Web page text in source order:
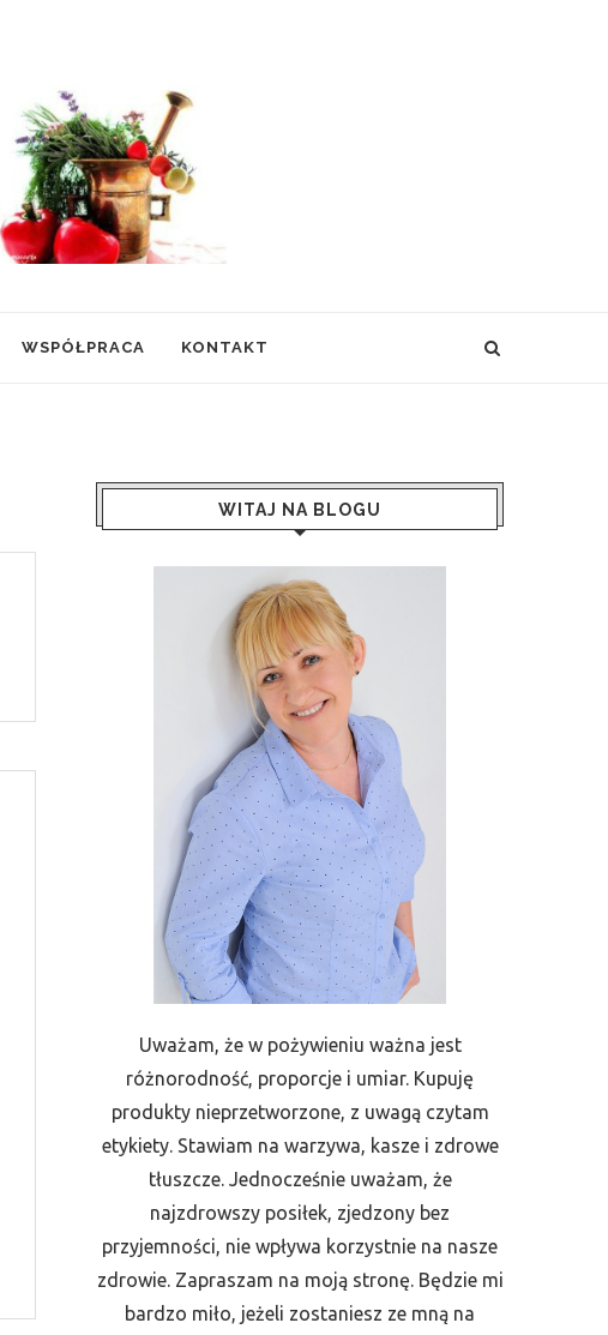
WSPÓŁPRACA KONTAKT
WITAJ NA BLOGU
Uważam, że w pożywieniu ważna jest
różnorodność, proporcje i umiar. Kupuję
produkty nieprzetworzone, z uwagą czytam
etykiety. Stawiam na warzywa, kasze i zdrowe
tłuszcze. Jednocześnie uważam, że
najzdrowszy posiłek, zjedzony bez
przyjemności, nie wpływa korzystnie na nasze
zdrowie. Zapraszam na moją stronę. Będzie mi
bardzo miło, jeżeli zostaniesz ze mną na